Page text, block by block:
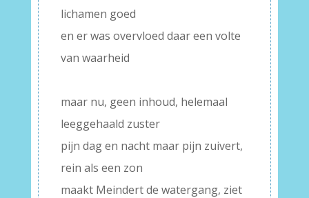
lichamen goed
en er was overvloed daar een volte
van waarheid
maar nu, geen inhoud, helemaal
leeggehaald zuster
pijn dag en nacht maar pijn zuivert,
rein als een zon
maakt Meindert de watergang, ziet